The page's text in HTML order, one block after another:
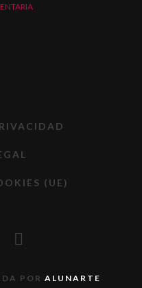
(UE)
POR ALUNARTE